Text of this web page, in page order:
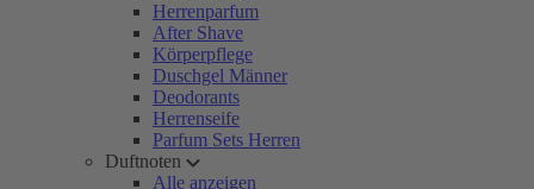
Herrenparfum
After Shave
Körperpflege
Duschgel Männer
Deodorants
Herrenseife
Parfum Sets Herren
Duftnoten
Alle anzeigen